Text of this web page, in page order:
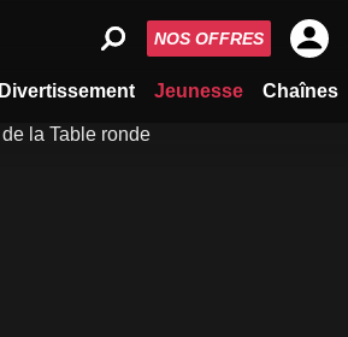
Divertissement Jeunesse Chaînes
NOS OFFRES